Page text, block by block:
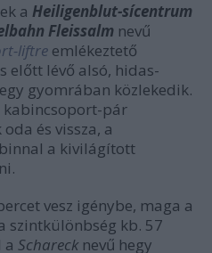
a Heiligenblut-sícentrum
Fleissalm nevű
liftre emlékeztető
előtt lévő alsó, hidas-
gyomrában közlekedik.
kabincsoport-pár
és vissza, a
a kivilágított
vesz igénybe, maga a
szintkülönbség kb. 57
a Schareck nevű hegy